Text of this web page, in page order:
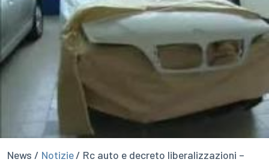
News / Notizie/ Rc auto e decreto liberalizzazioni –